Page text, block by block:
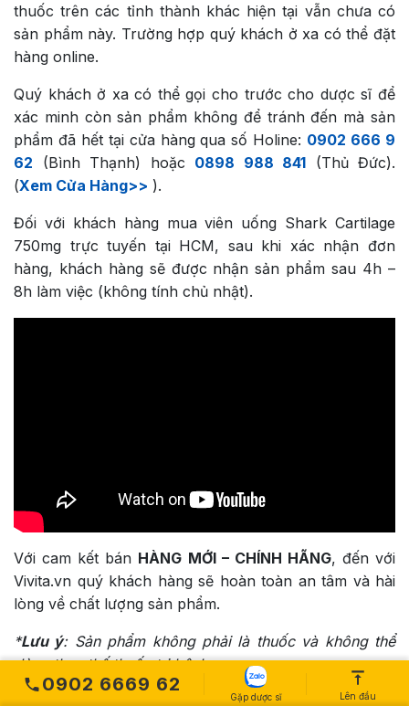
thuốc trên các tỉnh thành khác hiện tại vẫn chưa có
sản phẩm này. Trường hợp quý khách ở xa có thể đặt
hàng online.
Quý khách ở xa có thể gọi cho trước cho dược sĩ để
xác minh còn sản phẩm không để tránh đến mà sản
phẩm đã hết tại cửa hàng qua số Holine: 0902 666 9
62 (Bình Thạnh) hoặc 0898 988 841 (Thủ Đức).
(Xem Cửa Hàng>> ).
Đối với khách hàng mua viên uống Shark Cartilage
750mg trực tuyến tại HCM, sau khi xác nhận đơn
hàng, khách hàng sẽ được nhận sản phẩm sau 4h –
8h làm việc (không tính chủ nhật).
Với cam kết bán HÀNG MỚI – CHÍNH HÃNG, đến với
Vivita.vn quý khách hàng sẽ hoàn toàn an tâm và hài
lòng về chất lượng sản phẩm.
*Lưu ý: Sản phẩm không phải là thuốc và không thể
dùng thay thế thuốc trị bệnh
0902 6669 62
Gặp dược sĩ Lên đầu